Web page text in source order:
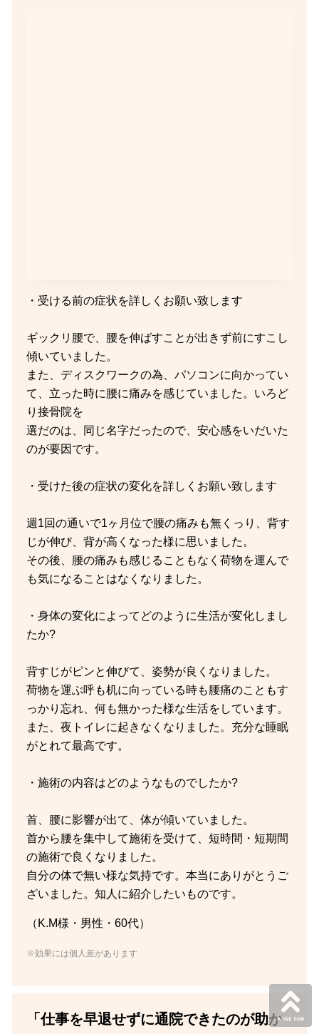
・受ける前の症状を詳しくお願い致します
ギックリ腰で、腰を伸ばすことが出きず前にすこし
傾いていました。
また、ディスクワークの為、パソコンに向かってい
て、立った時に腰に痛みを感じていました。いろど
り接骨院を
選だのは、同じ名字だったので、安心感をいだいた
のが要因です。
・受けた後の症状の変化を詳しくお願い致します
週1回の通いで1ヶ月位で腰の痛みも無くっり、背す
じが伸び、背が高くなった様に思いました。
その後、腰の痛みも感じることもなく荷物を運んで
も気になることはなくなりました。
・身体の変化によってどのように生活が変化しまし
たか?
背すじがピンと伸びて、姿勢が良くなりました。
荷物を運ぶ呼も机に向っている時も腰痛のこともす
っかり忘れ、何も無かった様な生活をしています。
また、夜トイレに起きなくなりました。充分な睡眠
がとれて最高です。
・施術の内容はどのようなものでしたか?
首、腰に影響が出て、体が傾いていました。
首から腰を集中して施術を受けて、短時間・短期間
の施術で良くなりました。
自分の体で無い様な気持です。本当にありがとうご
ざいました。知人に紹介したいものです。
（K.M様・男性・60代）
※効果には個人差があります
「仕事を早退せずに通院できたのが助か